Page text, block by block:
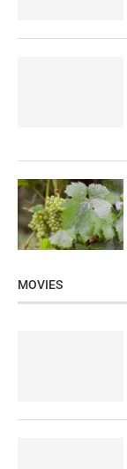
MOVIES